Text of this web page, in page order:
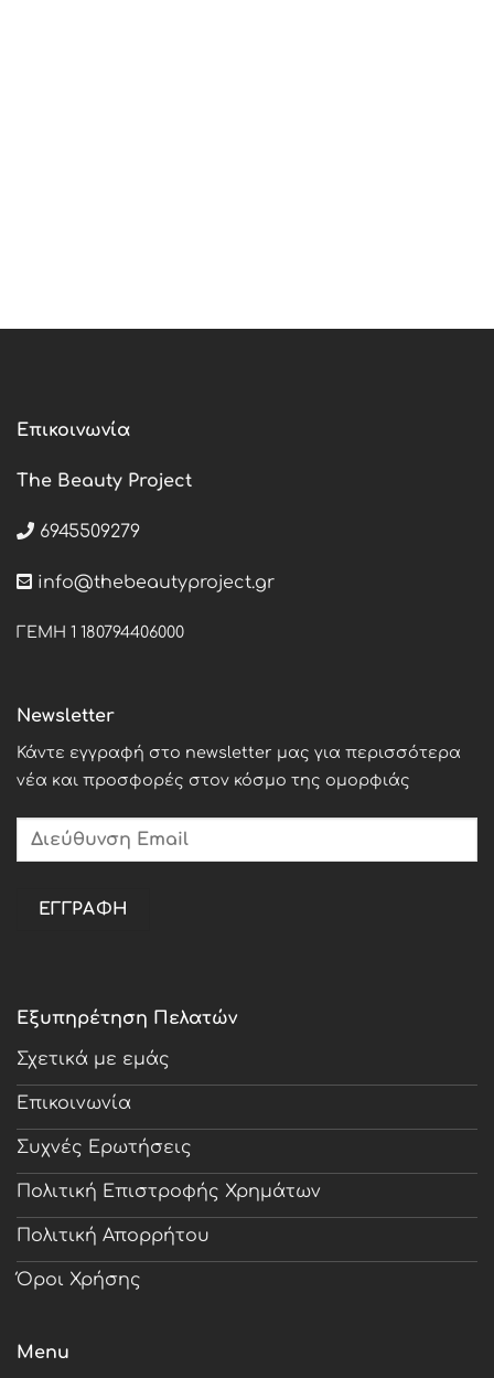
Επικοινωνία
The Beauty Project
6945509279
info@thebeautyproject.gr
ΓΕΜΗ 1 180794406000
Εξυπηρέτηση Πελατών
Σχετικά με εμάς
Επικοινωνία
Συχνές Ερωτήσεις
Πολιτική Επιστροφής Χρημάτων
Πολιτική Απορρήτου
Όροι Χρήσης
Menu
Newsletter
Κάντε εγγραφή στο newsletter μας για περισσότερα
νέα και προσφορές στον κόσμο της ομορφιάς